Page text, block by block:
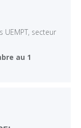
UEMPT, secteur
au 1